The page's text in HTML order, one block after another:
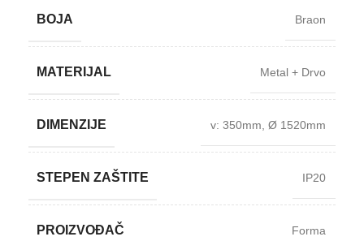
BOJA Braon
MATERIJAL Metal + Drvo
DIMENZIJE v: 350mm Ø 1520mm
STEPEN ZAŠTITE IP20
PROIZVOĐAČ Forma